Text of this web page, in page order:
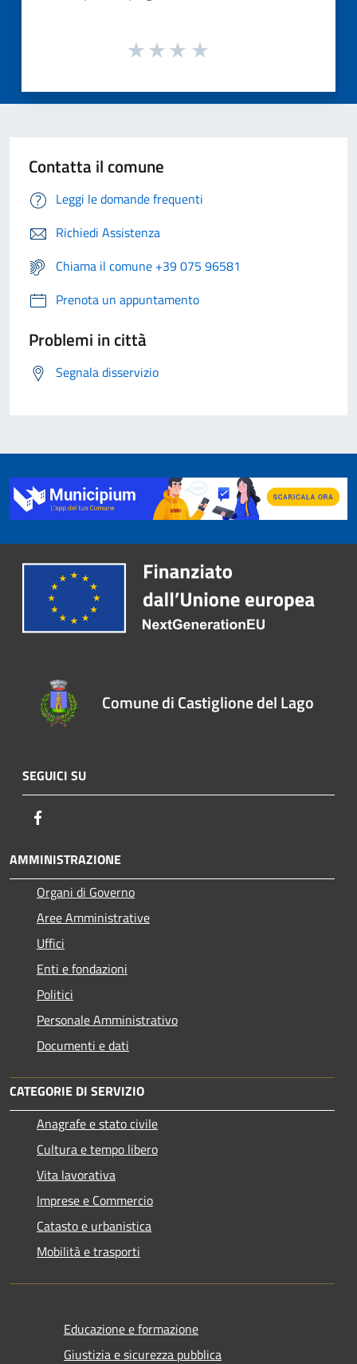
Contatta il comune
Leggi le domande frequenti
Richiedi Assistenza
Chiama il comune +39 075 96581
Prenota un appuntamento
Problemi in città
Segnala disservizio
Comune di Castiglione del Lago
SEGUICI SU
AMMINISTRAZIONE
Organi di Governo
Aree Amministrative
Uffici
Enti e fondazioni
Politici
Personale Amministrativo
Documenti e dati
CATEGORIE DI SERVIZIO
Anagrafe e stato civile
Cultura e tempo libero
Vita lavorativa
Imprese e Commercio
Catasto e urbanistica
Mobilità e trasporti
Educazione e formazione
Giustizia e sicurezza pubblica